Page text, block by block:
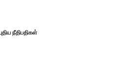
நீதிபதிகள்